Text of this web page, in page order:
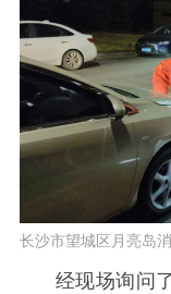
长沙市望城区月亮岛
经现场询问了